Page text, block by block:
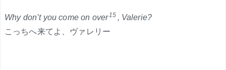
Why don’t you come on over15 , Valerie?
こっちへ来てよ、ヴァレリー